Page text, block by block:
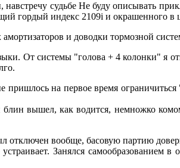
навстречу судьбе Не буду описывать
гордый индекс 2109i и окрашенного в
и доводки тормозной
От системы "голова + 4 колонки" я
пришлось на первое время
вышел, как водится, немножко
вообще, басовую партию
Занялся самообразованием в